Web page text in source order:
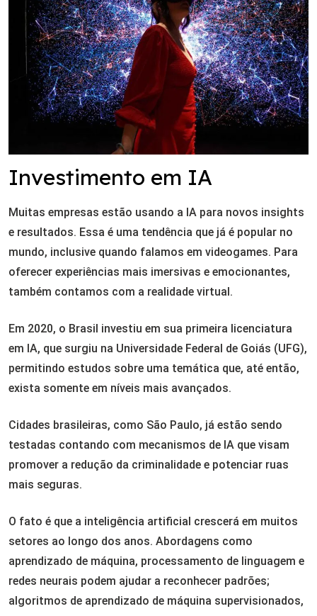
Investimento em IA
Muitas empresas estão usando a IA para novos insights
e resultados. Essa é uma tendência que já é popular no
mundo, inclusive quando falamos em videogames. Para
oferecer experiências mais imersivas e emocionantes,
também contamos com a realidade virtual.
Em 2020, o Brasil investiu em sua primeira licenciatura
em IA, que surgiu na Universidade Federal de Goiás (UFG),
permitindo estudos sobre uma temática que, até então,
exista somente em níveis mais avançados.
Cidades brasileiras, como São Paulo, já estão sendo
testadas contando com mecanismos de IA que visam
promover a redução da criminalidade e potenciar ruas
mais seguras.
O fato é que a inteligência artificial crescerá em muitos
setores ao longo dos anos. Abordagens como
aprendizado de máquina, processamento de linguagem e
redes neurais podem ajudar a reconhecer padrões;
algoritmos de aprendizado de máquina supervisionados,